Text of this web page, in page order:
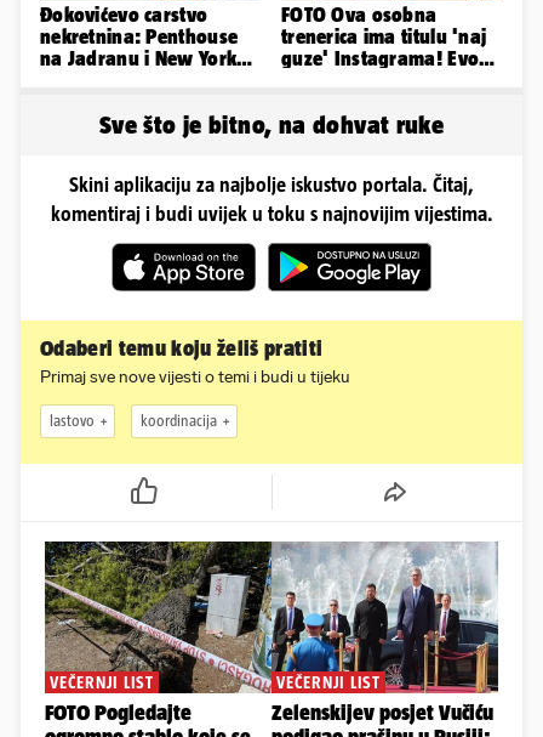
Đokovićevo carstvo
nekretnina: Penthouse
na Jadranu i New Yorku,
FOTO Ova osobna
trenerica ima titulu 'naj
guze' Instagrama! Evo
Sve što je bitno, na dohvat ruke
Skini aplikaciju za najbolje iskustvo portala. Čitaj,
komentiraj i budi uvijek u toku s najnovijim vijestima.
Odaberi temu koju želiš pratiti
Primaj sve nove vijesti o temi i budi u tijeku
lastovo koordinacija